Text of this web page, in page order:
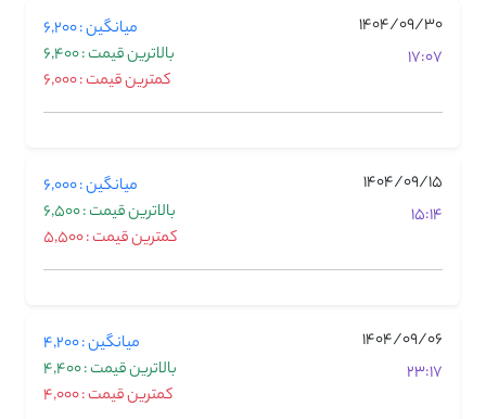
1404/09/30
17:07
میانگین : 6,200
بالاترین قیمت : 6,400
کمترین قیمت : 6,000
1404/09/15
15:14
میانگین : 6,000
بالاترین قیمت : 6,500
کمترین قیمت : 5,500
1404/09/06
23:17
میانگین : 4,200
بالاترین قیمت : 4,400
کمترین قیمت : 4,000